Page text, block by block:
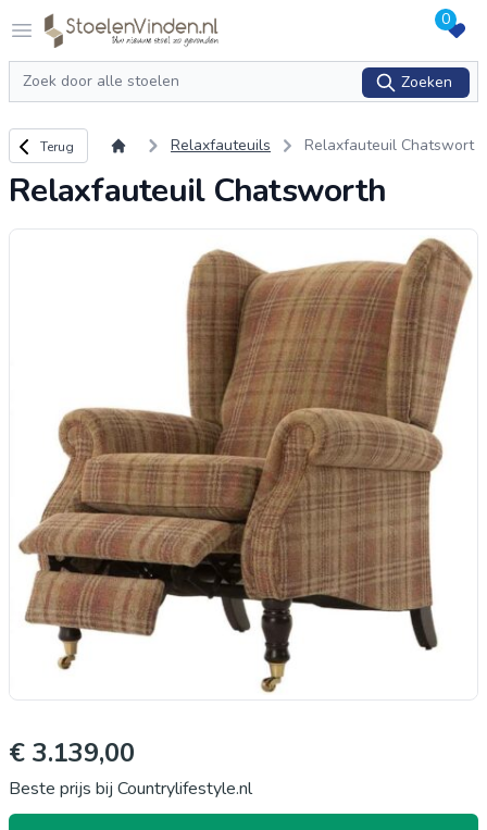
Open menu
Logo stoelenvinden.nl 0
Zoeken
Zoeken
Terug naar overzicht
Terug Relaxfauteuils
Relaxfauteuil Chatswort
Relaxfauteuil Chatsworth
€ 3.139,00
Beste prijs bij Countrylifestyle.nl